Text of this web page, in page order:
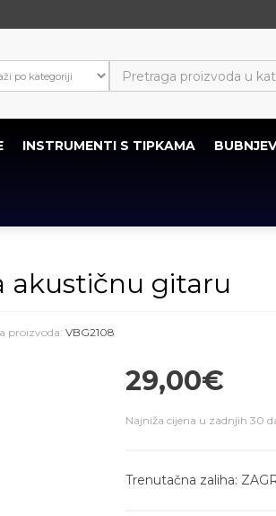
INSTRUMENTI S TIPKAMA
akustičnu gitaru
proizvoda: VBG2108
29,00€
Najniža cijena u zadnjih 30
Trenutačna zaliha: